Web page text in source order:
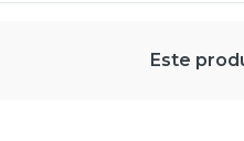
Este